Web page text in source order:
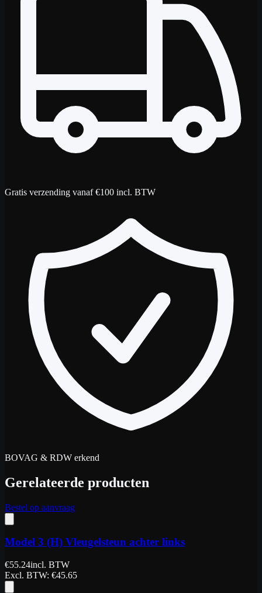
Gratis verzending vanaf €100 incl. BTW
BOVAG & RDW erkend
Gerelateerde producten
Bestel op aanvraag
Model 3 (H) Vleugelsteun achter links
€55.24incl. BTW
Excl. BTW: €45.65